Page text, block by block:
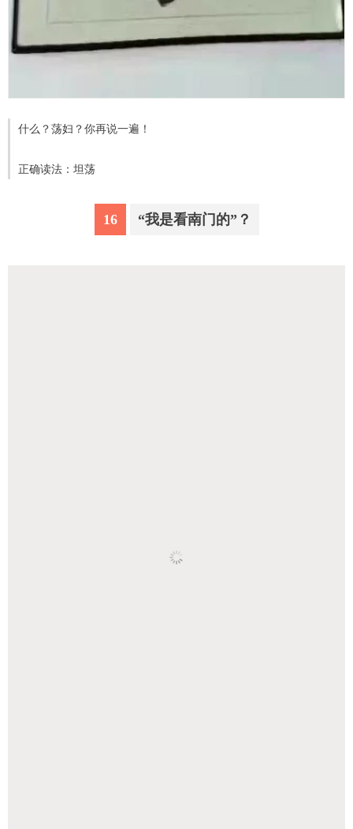
什么？荡妇？你再说一遍！
正确读法：坦荡
16 “我是看南门的”？